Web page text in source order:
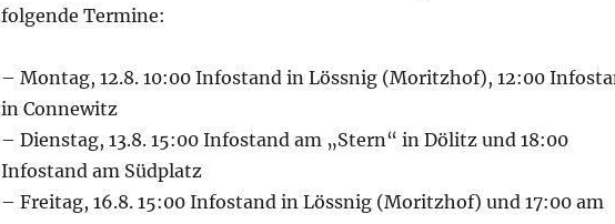
folgende Termine:
– Montag, 12.8. 10:00 Infostand in Lössnig (Moritzhof), 12:00
in Connewitz
– Dienstag, 13.8. 15:00 Infostand am „Stern“ in Dölitz und 18:00
Infostand am Südplatz
– Freitag, 16.8. 15:00 Infostand in Lössnig (Moritzhof) und 17:00 am